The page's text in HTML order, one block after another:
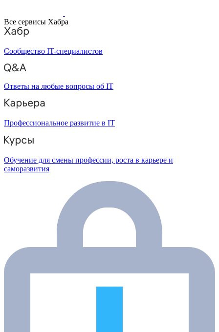
Все сервисы Хабра
Сообщество IT-специалистов
Ответы на любые вопросы об IT
Профессиональное развитие в IT
Обучение для смены профессии, роста в карьере и
саморазвития